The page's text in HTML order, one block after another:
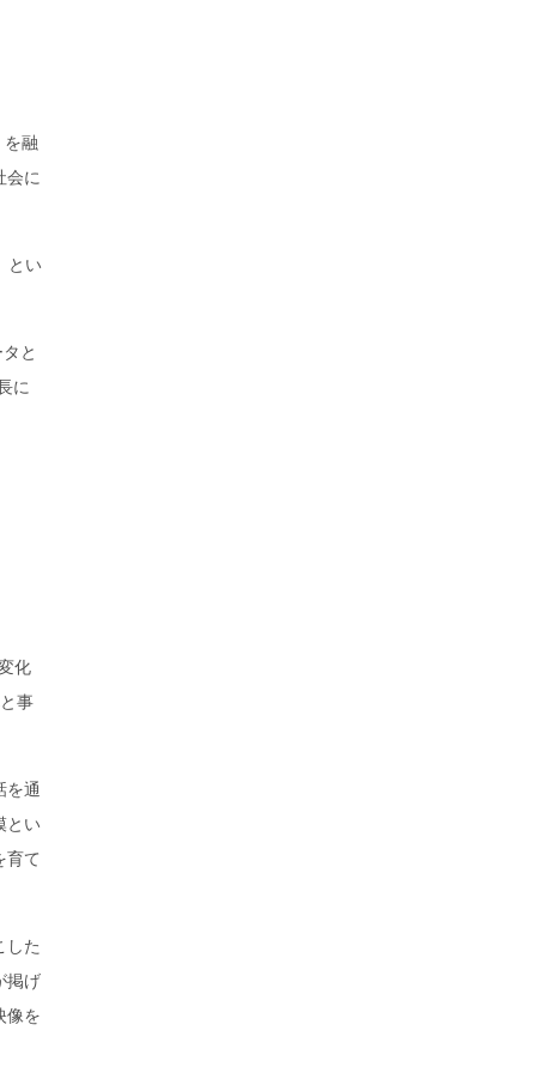
を融
会に
とい
と
に
化
事
を通
とい
育て
した
掲げ
像を